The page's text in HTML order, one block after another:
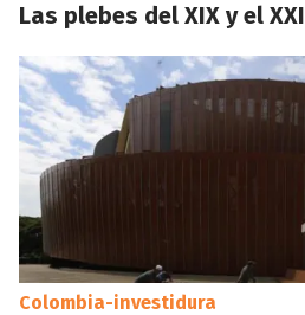
Las plebes del XIX y el XXI
Colombia-investidura